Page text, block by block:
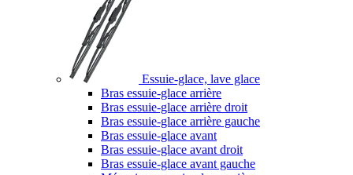
Essuie-glace, lave glace
Bras essuie-glace arrière
Bras essuie-glace arrière droit
Bras essuie-glace arrière gauche
Bras essuie-glace avant
Bras essuie-glace avant droit
Bras essuie-glace avant gauche